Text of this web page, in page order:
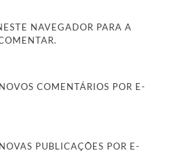
NAVEGADOR PARA A
COMENTÁRIOS POR E-
PUBLICAÇÕES POR E-